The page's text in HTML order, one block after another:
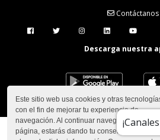
Este sitio web usa cookies y otras
con el fin de mejorar tu experiencia de
navegación. Al continuar navegando en esta
página, estarás dando tu consentimiento para
Contáctanos
Descarga nuestra